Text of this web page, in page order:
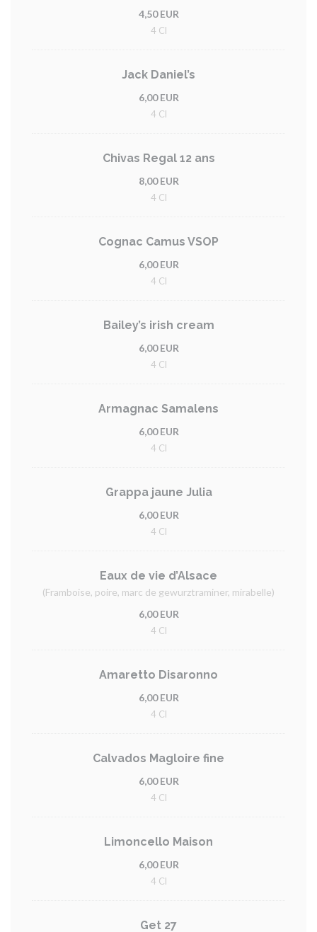
4,50 EUR
4 Cl
Jack Daniel’s
6,00 EUR
4 Cl
Chivas Regal 12 ans
8,00 EUR
4 Cl
Cognac Camus VSOP
6,00 EUR
4 Cl
Bailey’s irish cream
6,00 EUR
4 Cl
Armagnac Samalens
6,00 EUR
4 Cl
Grappa jaune Julia
6,00 EUR
4 Cl
Eaux de vie d’Alsace
(Framboise, poire, marc de gewurztraminer, mirabelle)
6,00 EUR
4 Cl
Amaretto Disaronno
6,00 EUR
4 Cl
Calvados Magloire fine
6,00 EUR
4 Cl
Limoncello Maison
6,00 EUR
4 Cl
Get 27